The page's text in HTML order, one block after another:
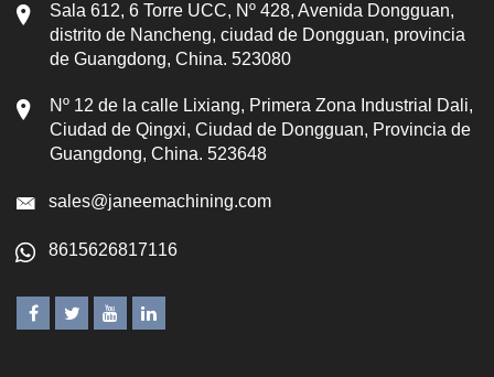
Sala 612, 6 Torre UCC, Nº 428, Avenida Dongguan,
distrito de Nancheng, ciudad de Dongguan, provincia
de Guangdong, China. 523080
Nº 12 de la calle Lixiang, Primera Zona Industrial Dali,
Ciudad de Qingxi, Ciudad de Dongguan, Provincia de
Guangdong, China. 523648
sales@janeemachining.com
8615626817116